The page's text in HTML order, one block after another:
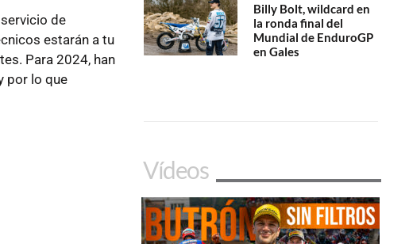
de
estarán a tu
Para 2024, han
por lo que
Billy Bolt, wildcard en
la ronda final del
Mundial de EnduroGP
en Gales
Vídeos